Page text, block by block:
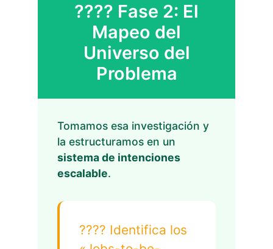
????️ Fase 2: El
Mapeo del
Universo del
Problema
Tomamos esa investigación y
la estructuramos en un
sistema de intenciones
escalable.
???? Identifica los